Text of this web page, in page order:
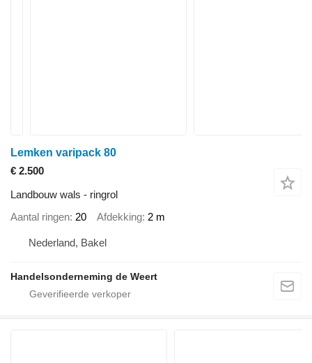
Lemken varipack 80
€ 2.500
Landbouw wals - ringrol
Aantal ringen 20 Afdekking 2 m
Nederland, Bakel
Handelsonderneming de Weert